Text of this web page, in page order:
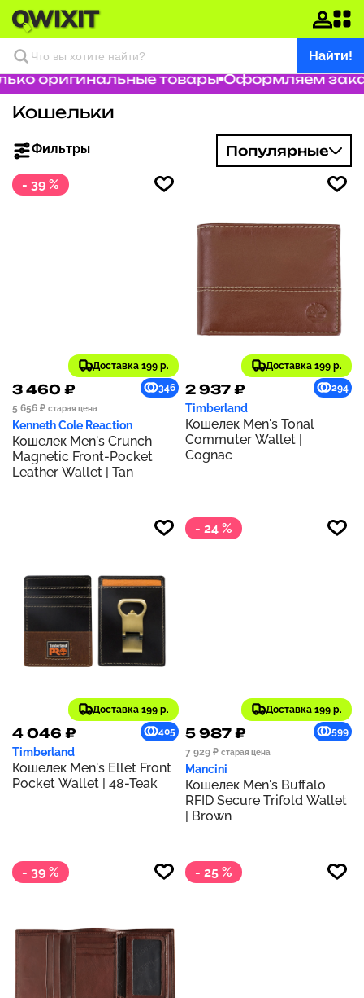
Найти!
оригинальные товары Оформляем заказ
Кошельки
Фильтры Популярные
- 39 %
Доставка 199 р.
3 460 ₽
346
5 656 ₽ старая цена
Kenneth Cole Reaction
Кошелек Men's Crunch
Magnetic Front-Pocket
Leather Wallet | Tan
Доставка 199 р.
2 937 ₽ 294
Timberland
Кошелек Men's Tonal
Commuter Wallet |
Cognac
Доставка 199 р.
4 046 ₽ 405
Timberland
Кошелек Men's Ellet Front
Pocket Wallet | 48-Teak
- 24 %
Доставка 199 р.
5 987 ₽
599
7 929 ₽ старая цена
Mancini
Кошелек Men's Buffalo
RFID Secure Trifold Wallet
| Brown
- 39 % - 25 %